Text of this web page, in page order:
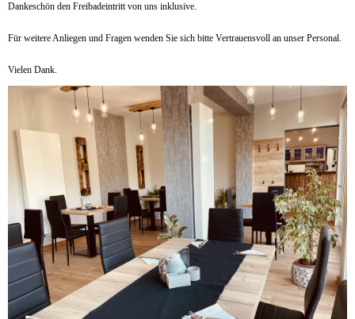
Dankeschön den Freibadeintritt von uns inklusive.
Für weitere Anliegen und Fragen wenden Sie sich bitte Vertrauensvoll an unser Personal.
Vielen Dank.